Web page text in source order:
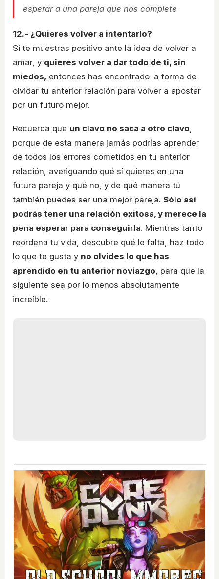
esperar a una pareja que nos complete
12.- ¿Quieres volver a intentarlo?
Si te muestras positivo ante la idea de volver a
amar, y quieres volver a dar todo de ti, sin
miedos, entonces has encontrado la forma de
olvidar tu anterior relación para volver a apostar
por un futuro mejor.
Recuerda que un clavo no saca a otro clavo
porque de esta manera jamás podrías aprender
de todos los errores cometidos en tu anterior
relación, averiguando qué sí quieres en una
futura pareja y qué no, y de qué manera tú
también puedes ser una mejor pareja. Sólo así
podrás tener una relación exitosa, y merece la
pena esperar para conseguirla. Mientras tanto
reordena tu vida, descubre qué le falta, haz todo
lo que te gusta y no olvides lo que has
aprendido en tu anterior noviazgo , para que la
siguiente sea por lo menos absolutamente
increíble.